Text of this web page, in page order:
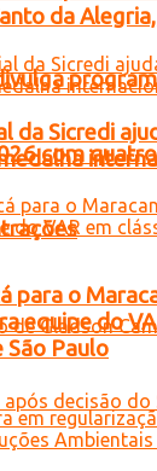
com
da
da Sicredi
para o
equipe do
São Paulo